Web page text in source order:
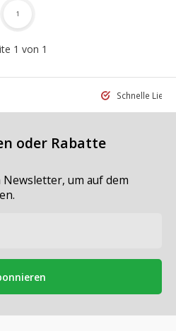
1 von 1
1
Schnelle
oder Rabatte
um auf dem